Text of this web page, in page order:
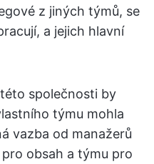
z jiných týmů, se
a jejich hlavní
společnosti by
týmu mohla
vazba od manažerů
obsah a týmu pro